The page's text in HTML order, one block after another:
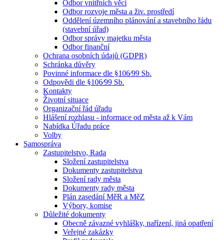
Odbor vnitřních věcí
Odbor rozvoje města a živ. prostředí
Oddělení územního plánování a stavebního řádu
(stavební úřad)
Odbor správy majetku města
Odbor finanční
Ochrana osobních údajů (GDPR)
Schránka důvěry
Povinné informace dle §106⁄99 Sb.
Odpovědi dle §106⁄99 Sb.
Kontakty
Životní situace
Organizační řád úřadu
Hlášení rozhlasu - informace od města až k Vám
Nabídka Úřadu práce
Volby
Samospráva
Zastupitelstvo, Rada
Složení zastupitelstva
Dokumenty zastupitelstva
Složení rady města
Dokumenty rady města
Plán zasedání MěR a MěZ
Výbory, komise
Důležité dokumenty
Obecně závazné vyhlášky, nařízení, jiná opatření
Veřejné zakázky